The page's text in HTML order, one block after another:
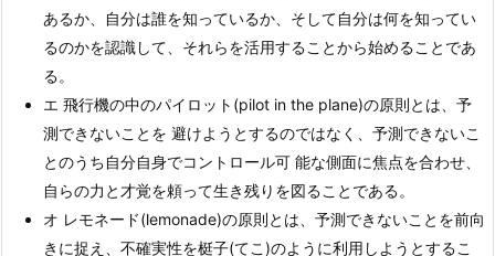
あるか、自分は誰を知っているか、そして自分は何を知ってい
るのかを認識して、それらを活用することから始めることであ
る。
エ 飛行機の中のパイロット(pilot in the plane)の原則とは、予
測できないことを 避けようとするのではなく、予測できないこ
とのうち自分自身でコントロール可 能な側面に焦点を合わせ、
自らの力と才覚を頼って生き残りを図ることである。
オ レモネード(lemonade)の原則とは、予測できないことを前向
きに捉え、不確実性を梃子(てこ)のように利用しようとするこ